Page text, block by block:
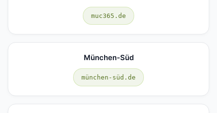
muc365.de
München-Süd
münchen-süd.de